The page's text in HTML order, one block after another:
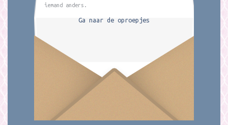
iemand anders.
Ga naar de oproepjes